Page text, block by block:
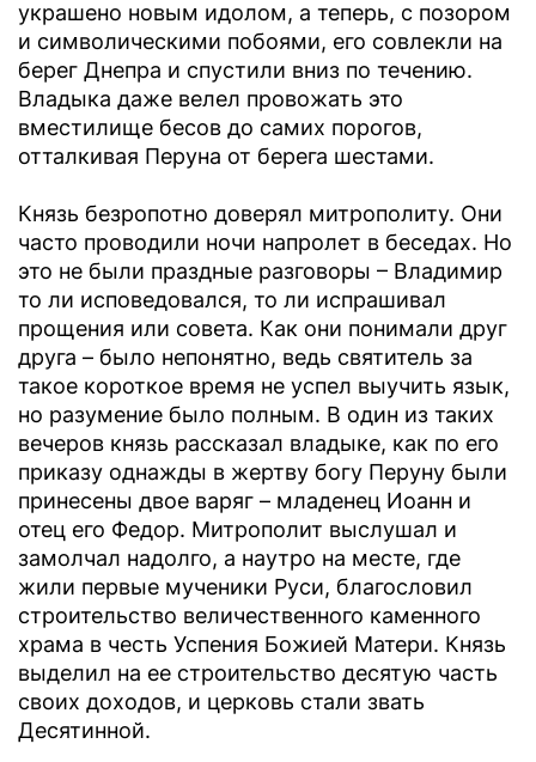
украшено новым идолом, а теперь, с позором
и символическими побоями, его совлекли на
берег Днепра и спустили вниз по течению.
Владыка даже велел провожать это
вместилище бесов до самих порогов,
отталкивая Перуна от берега шестами.
Князь безропотно доверял митрополиту. Они
часто проводили ночи напролет в беседах. Но
это не были праздные разговоры – Владимир
то ли исповедовался, то ли испрашивал
прощения или совета. Как они понимали друг
друга – было непонятно, ведь святитель за
такое короткое время не успел выучить язык,
но разумение было полным. В один из таких
вечеров князь рассказал владыке, как по его
приказу однажды в жертву богу Перуну были
принесены двое варяг – младенец Иоанн и
отец его Федор. Митрополит выслушал и
замолчал надолго, а наутро на месте, где
жили первые мученики Руси, благословил
строительство величественного каменного
храма в честь Успения Божией Матери. Князь
выделил на ее строительство десятую часть
своих доходов, и церковь стали звать
Десятинной.